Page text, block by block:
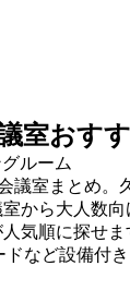
室おす
ルーム
議室まとめ。
から大人数向
気順に探せ
ドなど設備付